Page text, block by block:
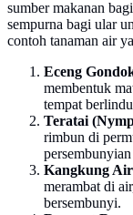
sumber makanan
sempurna bagi ular
contoh tanaman air
Eceng
membentuk
tempat
Teratai
rimbun di
Kangkung
merambat di
bersembunyi.